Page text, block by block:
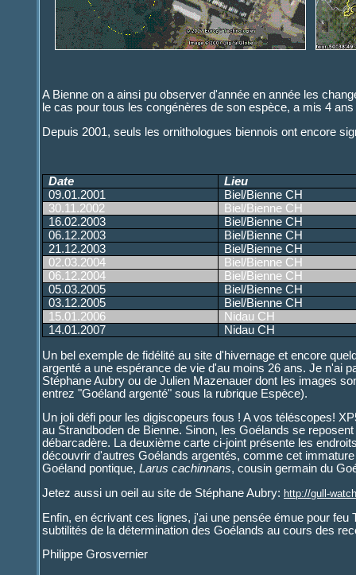
A Bienne on a ainsi pu observer d'année en année les
le cas pour tous les congénères de son espèce, a mis 4
Depuis 2001, seuls les ornithologues biennois ont encore
Date
Lieu
09.01.2001
Biel/Bienne CH
30.11.2002
Biel/Bienne CH
16.02.2003
Biel/Bienne CH
06.12.2003
Biel/Bienne CH
21.12.2003
Biel/Bienne CH
02.03.2004
Biel/Bienne CH
06.12.2004
Biel/Bienne CH
05.03.2005
Biel/Bienne CH
03.12.2005
Biel/Bienne CH
15.01.2006
Nidau CH
14.01.2007
Nidau CH
Un bel exemple de fidélité au site d'hivernage et encore
argenté a une espérance de vie d'au moins 26 ans. Je n'ai
Stéphane Aubry ou de Julien Mazenauer dont les images
entrez "Goéland argenté" sous la rubrique Espèce).
Un joli défi pour les digiscopeurs fous ! A vos téléscopes!
au Strandboden de Bienne. Sinon, les Goélands se
débarcadère. La deuxième carte ci-joint présente les
découvrir d'autres Goélands argentés, comme cet
Goéland pontique, Larus cachinnans, cousin germain du
Jetez aussi un oeil au site de Stéphane Aubry: http://gull-
Enfin, en écrivant ces lignes, j'ai une pensée émue pour
subtilités de la détermination des Goélands au cours des
Philippe Grosvernier